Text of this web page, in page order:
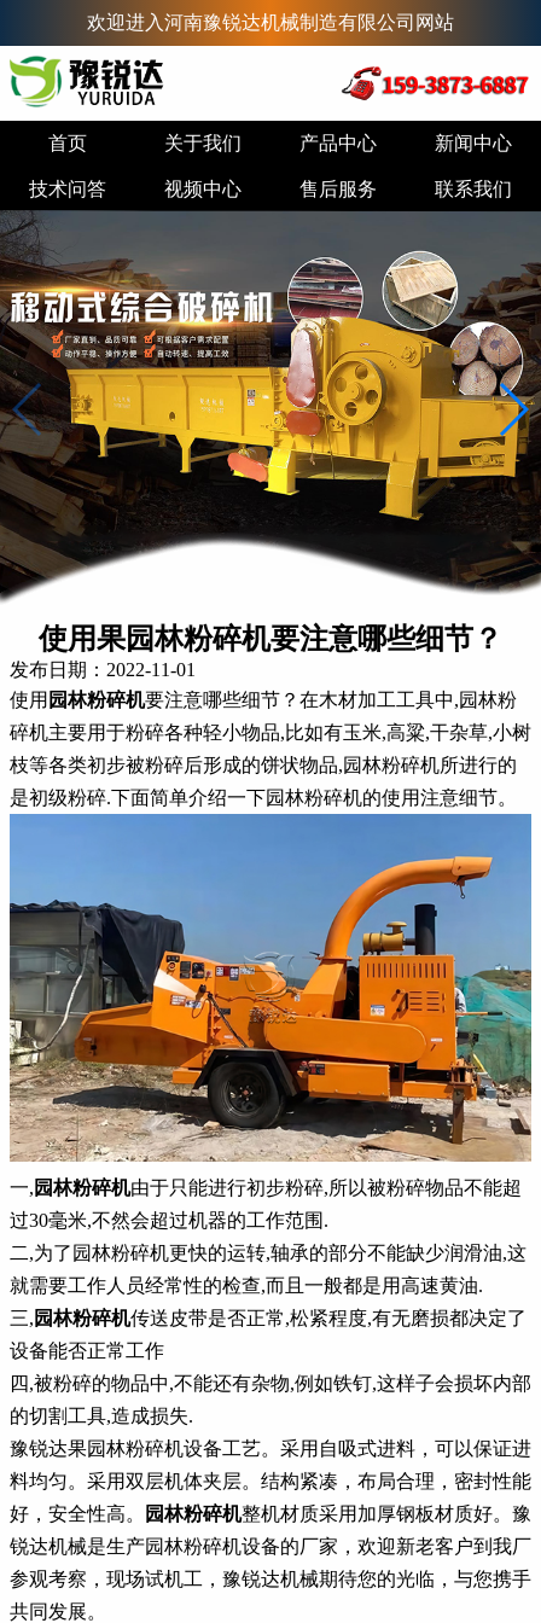
欢迎进入河南豫锐达机械制造有限公司网站
首页 关于我们 产品中心 新闻中心
技术问答 视频中心 售后服务 联系我们
使用果园林粉碎机要注意哪些细节？
发布日期：2022-11-01
使用 园林粉碎机要注意哪些细节？在木材加工工具中,园林粉
碎机主要用于粉碎各种轻小物品,比如有玉米,高粱,干杂草,小树
枝等各类初步被粉碎后形成的饼状物品,园林粉碎机所进行的
是初级粉碎.下面简单介绍一下园林粉碎机的使用注意细节。
一, 园林粉碎机由于只能进行初步粉碎,所以被粉碎物品不能超
过30毫米,不然会超过机器的工作范围.
二,为了园林粉碎机更快的运转,轴承的部分不能缺少润滑油,这
就需要工作人员经常性的检查,而且一般都是用高速黄油.
三, 园林粉碎机传送皮带是否正常,松紧程度,有无磨损都决定了
设备能否正常工作
四,被粉碎的物品中,不能还有杂物,例如铁钉,这样子会损坏内部
的切割工具,造成损失.
豫锐达果园林粉碎机设备工艺。采用自吸式进料，可以保证进
料均匀。采用双层机体夹层。结构紧凑，布局合理，密封性能
好，安全性高。
园林粉碎机整机材质采用加厚钢板材质好。豫
锐达机械是生产园林粉碎机设备的厂家，欢迎新老客户到我厂
参观考察，现场试机工，豫锐达机械期待您的光临，与您携手
共同发展。